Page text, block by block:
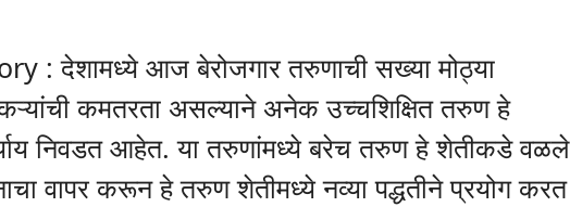
: देशामध्ये आज बेरोजगार तरुणाची सख्या मोठ्या
कमतरता असल्याने अनेक उच्चशिक्षित तरुण हे
निवडत आहेत. या तरुणांमध्ये बरेच तरुण हे शेतीकडे वळले
वापर करून हे तरुण शेतीमध्ये नव्या पद्धतीने प्रयोग करत